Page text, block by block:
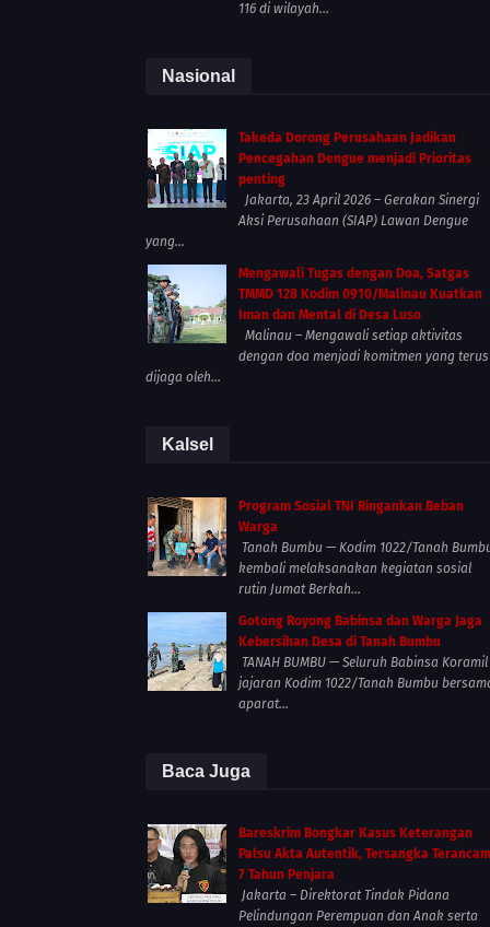
116 di wilayah...
Nasional
Takeda Dorong Perusahaan Jadikan
Pencegahan Dengue menjadi Prioritas
penting
Jakarta, 23 April 2026 – Gerakan Sinergi
Aksi Perusahaan (SIAP) Lawan Dengue
yang...
Mengawali Tugas dengan Doa, Satgas
TMMD 128 Kodim 0910/Malinau Kuatkan
Iman dan Mental di Desa Luso
Malinau – Mengawali setiap aktivitas
dengan doa menjadi komitmen yang terus
dijaga oleh...
Kalsel
Program Sosial TNI Ringankan Beban
Warga
Tanah Bumbu — Kodim 1022/Tanah
kembali melaksanakan kegiatan sosial
rutin Jumat Berkah...
Gotong Royong Babinsa dan Warga Jaga
Kebersihan Desa di Tanah Bumbu
TANAH BUMBU — Seluruh Babinsa Koramil
jajaran Kodim 1022/Tanah Bumbu
aparat...
Baca Juga
Bareskrim Bongkar Kasus Keterangan
Palsu Akta Autentik, Tersangka Terancam
7 Tahun Penjara
Jakarta – Direktorat Tindak Pidana
Pelindungan Perempuan dan Anak serta